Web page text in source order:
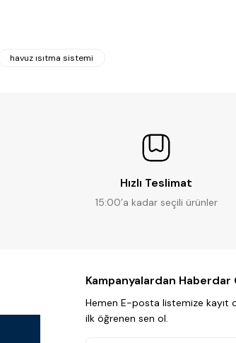
havuz ısıtma sistemi
Hızlı Teslimat
15:00’a kadar seçili ürünler
Kampanyalardan Haberdar
Hemen E-posta listemize kayıt
ilk öğrenen sen ol.